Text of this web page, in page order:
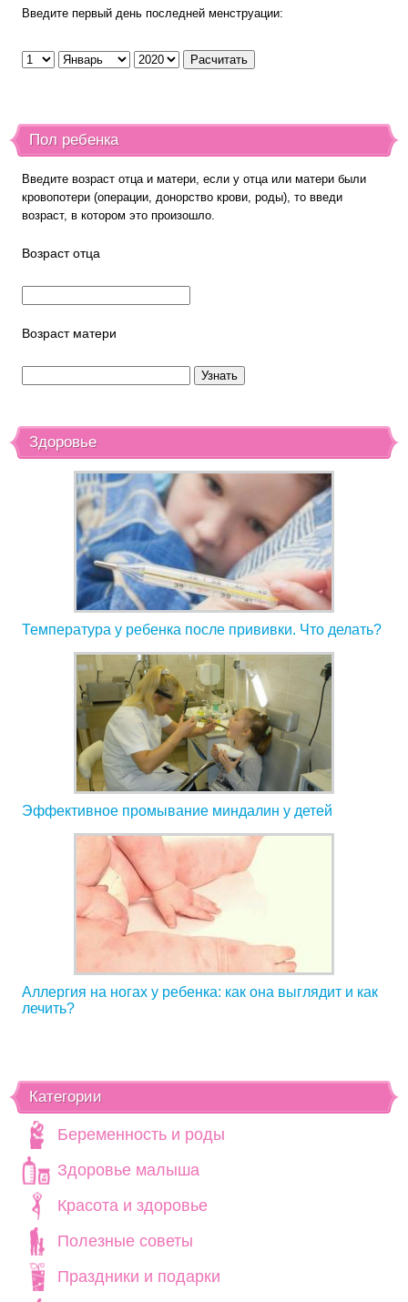
Введите первый день последней менструации:
Пол ребенка
Введите возраст отца и матери, если у отца или матери были
кровопотери (операции, донорство крови, роды), то введи
возраст, в котором это произошло.
Возраст отца
Возраст матери
Здоровье
Температура у ребенка после прививки. Что делать?
Эффективное промывание миндалин у детей
Аллергия на ногах у ребенка: как она выглядит и как
лечить?
Категории
Беременность и роды
Здоровье малыша
Красота и здоровье
Полезные советы
Праздники и подарки